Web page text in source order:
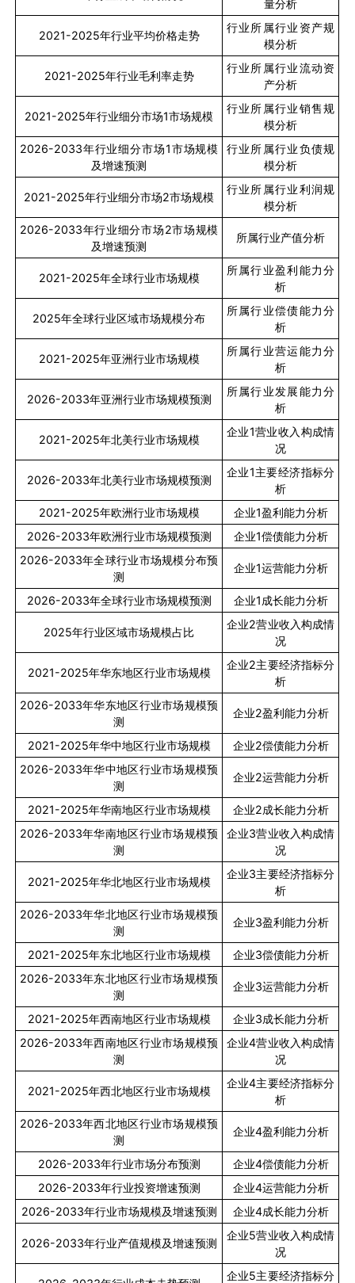
量分析
2021-2025年行业平均价格走势
行业所属行业资产规
模分析
2021-2025年行业毛利率走势
行业所属行业流动资
产分析
2021-2025年行业细分市场1市场规模
行业所属行业销售规
模分析
2026-2033年行业细分市场1市场规模
及增速预测
行业所属行业负债规
模分析
2021-2025年行业细分市场2市场规模
行业所属行业利润规
模分析
2026-2033年行业细分市场2市场规模
及增速预测
所属行业产值分析
2021-2025年全球行业市场规模
所属行业盈利能力分
析
2025年全球行业区域市场规模分布
所属行业偿债能力分
析
2021-2025年亚洲行业市场规模
所属行业营运能力分
析
2026-2033年亚洲行业市场规模预测
所属行业发展能力分
析
2021-2025年北美行业市场规模
企业1营业收入构成情
况
2026-2033年北美行业市场规模预测
企业1主要经济指标分
析
2021-2025年欧洲行业市场规模 企业1盈利能力分析
2026-2033年欧洲行业市场规模预测 企业1偿债能力分析
2026-2033年全球行业市场规模分布预
测
企业1运营能力分析
2026-2033年全球行业市场规模预测 企业1成长能力分析
2025年行业区域市场规模占比
企业2营业收入构成情
况
2021-2025年华东地区行业市场规模
企业2主要经济指标分
析
2026-2033年华东地区行业市场规模预
测
企业2盈利能力分析
2021-2025年华中地区行业市场规模 企业2偿债能力分析
2026-2033年华中地区行业市场规模预
测
企业2运营能力分析
2021-2025年华南地区行业市场规模 企业2成长能力分析
2026-2033年华南地区行业市场规模预
测
企业3营业收入构成情
况
2021-2025年华北地区行业市场规模
企业3主要经济指标分
析
2026-2033年华北地区行业市场规模预
测
企业3盈利能力分析
2021-2025年东北地区行业市场规模 企业3偿债能力分析
2026-2033年东北地区行业市场规模预
测
企业3运营能力分析
2021-2025年西南地区行业市场规模 企业3成长能力分析
2026-2033年西南地区行业市场规模预
测
企业4营业收入构成情
况
2021-2025年西北地区行业市场规模
企业4主要经济指标分
析
2026-2033年西北地区行业市场规模预
测
企业4盈利能力分析
2026-2033年行业市场分布预测 企业4偿债能力分析
2026-2033年行业投资增速预测 企业4运营能力分析
2026-2033年行业市场规模及增速预测 企业4成长能力分析
2026-2033年行业产值规模及增速预测
企业5营业收入构成情
况
企业5主要经济指标分